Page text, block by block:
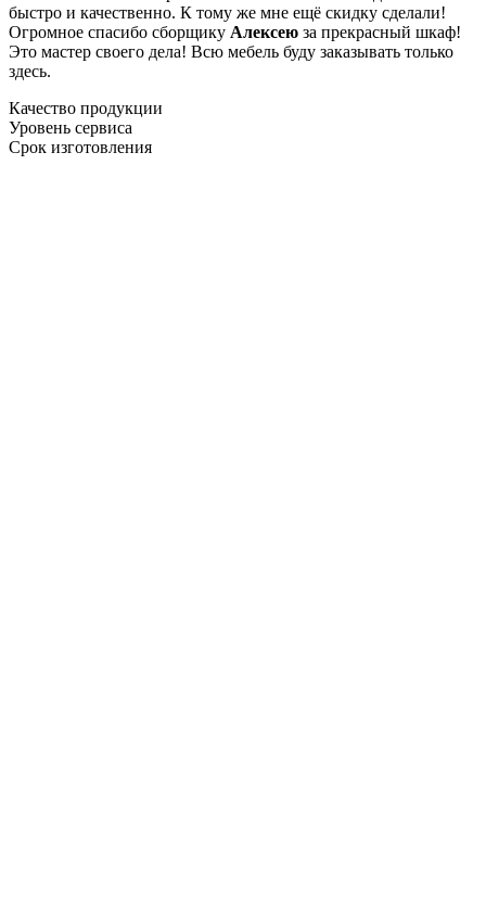
быстро и качественно. К тому же мне ещё скидку сделали!
Огромное спасибо сборщику Алексею за прекрасный шкаф!
Это мастер своего дела! Всю мебель буду заказывать только
здесь.
Качество продукции
Уровень сервиса
Срок изготовления